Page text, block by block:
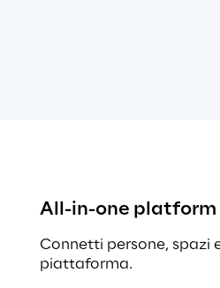
All-in-one platform
Connetti persone, spazi
piattaforma.